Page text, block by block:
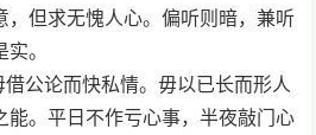
，但求无愧人心。偏听则暗，兼听
。
公论而快私情。毋以已长而形人
能。平日不作亏心事，半夜敲门心